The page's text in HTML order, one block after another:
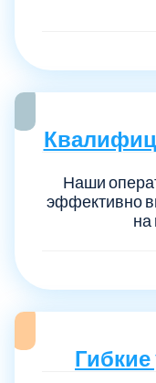
Наши
эффективно
на